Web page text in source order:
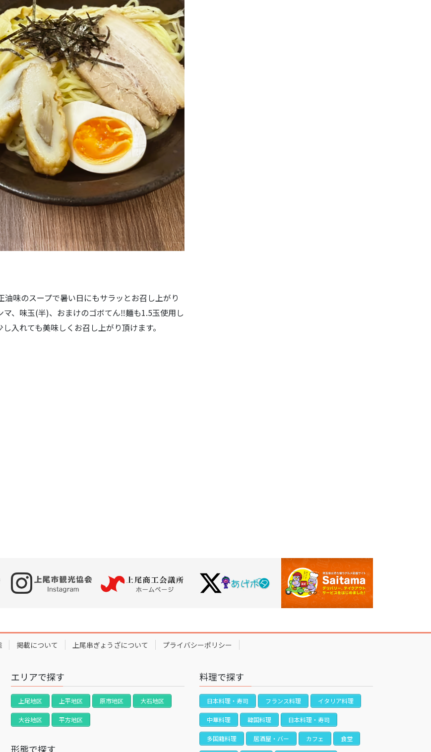
味のスープで暑い日にもサラッとお召し上がり
、味玉(半)、おまけのゴボてん‼︎麺も1.5玉使用し
入れても美味しくお召し上がり頂けます。
掲載について 上尾串ぎょうざについて プライバシーポリシー
エリアで探す
上尾地区 上平地区 原市地区 大石地区
大谷地区 平方地区
形態で探す
料理で探す
日本料理・寿司 フランス料理 イタリア料理
中華料理 韓国料理 日本料理・寿司
多国籍料理 居酒屋・バー カフェ 食堂